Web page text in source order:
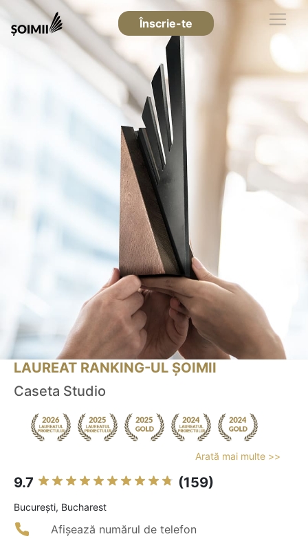
Înscrie-te
LAUREAT RANKING-UL ȘOIMII
Caseta Studio
Arată mai multe >>
9.7 (159)
Bucureşti, Bucharest
Afișează numărul de telefon